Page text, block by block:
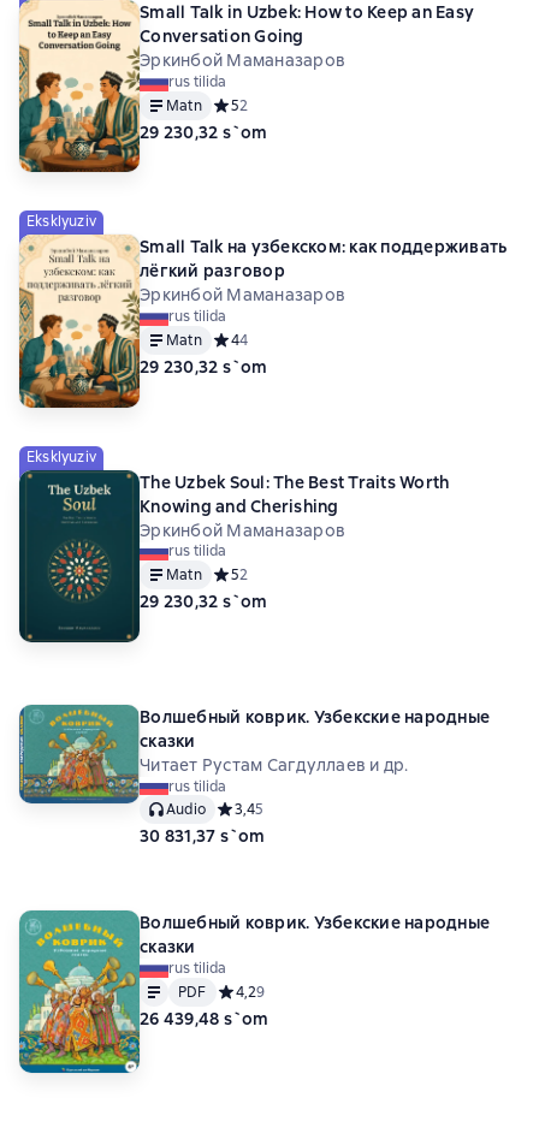
Small Talk in Uzbek: How to Keep an Easy
Conversation Going
Эркинбой Маманазаров
rus tilida
Matn
Средний рейтинг 5 на основе 2 оценок
52
29 230,32 s`om
Eksklyuziv
Small Talk на узбекском: как поддерживать
лёгкий разговор
Эркинбой Маманазаров
rus tilida
Matn
Средний рейтинг 4 на основе 4 оценок
44
29 230,32 s`om
Eksklyuziv
The Uzbek Soul: The Best Traits Worth
Knowing and Cherishing
Эркинбой Маманазаров
rus tilida
Matn
Средний рейтинг 5 на основе 2 оценок
52
29 230,32 s`om
Волшебный коврик. Узбекские народные
сказки
Читает Рустам Сагдуллаев и др.
rus tilida
Audio
Средний рейтинг 3,4 на основе 5 оценок
3,45
30 831,37 s`om
Волшебный коврик. Узбекские народные
сказки
rus tilida
Matn
PDF
PDF Средний рейтинг 4,2 на основе 9 оценок
4,29
26 439,48 s`om